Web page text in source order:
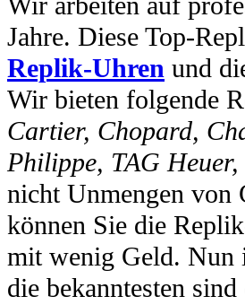
Jahre. Diese Top-
Replik-Uhren und
Wir bieten folgende
Cartier, Chopard,
Philippe, TAG
nicht Unmengen
können Sie die
mit wenig Geld. Nun
die bekanntesten